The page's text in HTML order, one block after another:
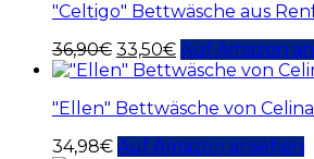
"Celtigo" Bettwäsche aus
36,90€ 33,50€ Auf Amazon
"Ellen" Bettwäsche von
34,98€ Auf Amazon ansehen